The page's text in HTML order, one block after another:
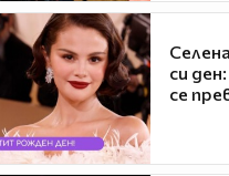
си
се